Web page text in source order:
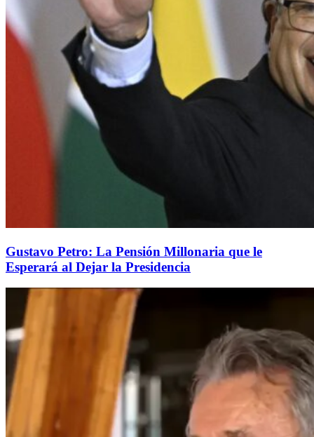
Gustavo Petro: La Pensión Millonaria que le
Esperará al Dejar la Presidencia